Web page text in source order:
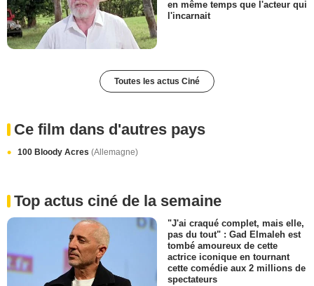
en même temps que l'acteur qui
l'incarnait
Toutes les actus Ciné
Ce film dans d'autres pays
100 Bloody Acres (Allemagne)
Top actus ciné de la semaine
"J'ai craqué complet, mais elle,
pas du tout" : Gad Elmaleh est
tombé amoureux de cette
actrice iconique en tournant
cette comédie aux 2 millions de
spectateurs